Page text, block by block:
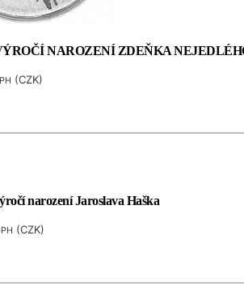
NAROZENÍ ZDEŇKA
(CZK)
narození Jaroslava Haška
(CZK)